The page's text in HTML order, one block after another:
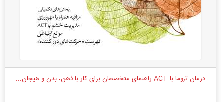
درمان تروما با ACT راهنمای متخصصان برای کار با ذهن، بدن و هیجان...